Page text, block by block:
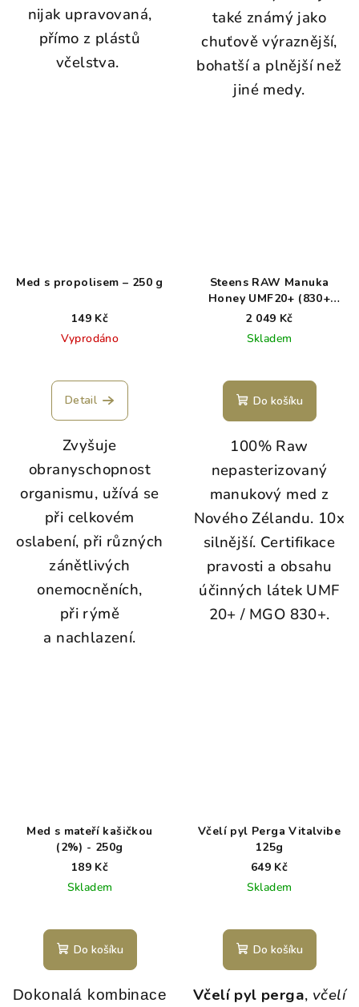
nijak upravovaná,
přímo z plástů
včelstva.
také známý jako
chuťově výraznější,
bohatší a plnější než
jiné medy.
Med s propolisem – 250 g
149 Kč
Vyprodáno
Detail
Zvyšuje
obranyschopnost
organismu, užívá se
při celkovém
oslabení, při různých
zánětlivých
onemocněních,
při rýmě
a nachlazení.
Steens RAW Manuka
Honey UMF20+ (830+
MGO) 225g
2 049 Kč
Skladem
Do košíku
100% Raw
nepasterizovaný
manukový med z
Nového Zélandu. 10x
silnější. Certifikace
pravosti a obsahu
účinných látek UMF
20+ / MGO 830+.
Med s mateří kašičkou
(2%) - 250g
189 Kč
Skladem
Do košíku
Dokonalá kombinace
Včelí pyl Perga Vitalvibe
125g
649 Kč
Skladem
Do košíku
Včelí pyl perga, včelí